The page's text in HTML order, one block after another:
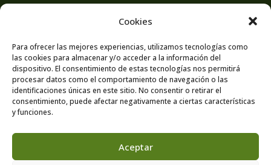
Cookies
Para ofrecer las mejores experiencias, utilizamos tecnologías como
las cookies para almacenar y/o acceder a la información del
dispositivo. El consentimiento de estas tecnologías nos permitirá
procesar datos como el comportamiento de navegación o las
identificaciones únicas en este sitio. No consentir o retirar el
consentimiento, puede afectar negativamente a ciertas características
y funciones.
Aceptar
Aviso legal
Política de privacidad
Contacto
Política de cookies